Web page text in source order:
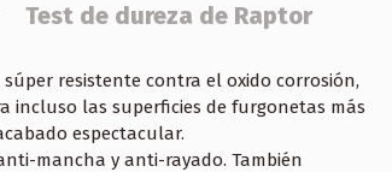
Test de dureza de Raptor
resistente contra el oxido corrosión,
incluso las superficies de furgonetas más
espectacular.
mancha y anti-rayado. También